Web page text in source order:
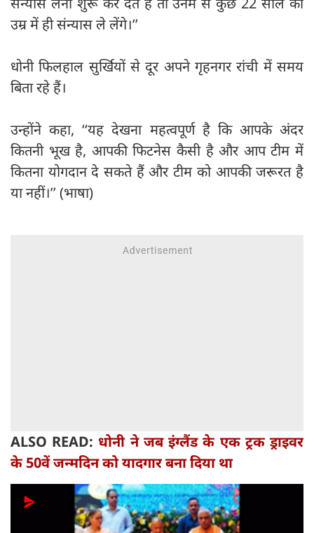
उम्र में ही संन्यास ले लेंगे।’’
धोनी फिलहाल सुर्खियों से दूर अपने गृहनगर रांची में समय
बिता रहे हैं।
उन्होंने कहा, ‘‘यह देखना महत्वपूर्ण है कि आपके अंदर
कितनी भूख है, आपकी फिटनेस कैसी है और आप टीम में
कितना योगदान दे सकते हैं और टीम को आपकी जरूरत है
या नहीं।’’ (भाषा)
ALSO READ: धोनी ने जब इंग्लैंड के एक ट्रक ड्राइवर
के 50वें जन्मदिन को यादगार बना दिया था